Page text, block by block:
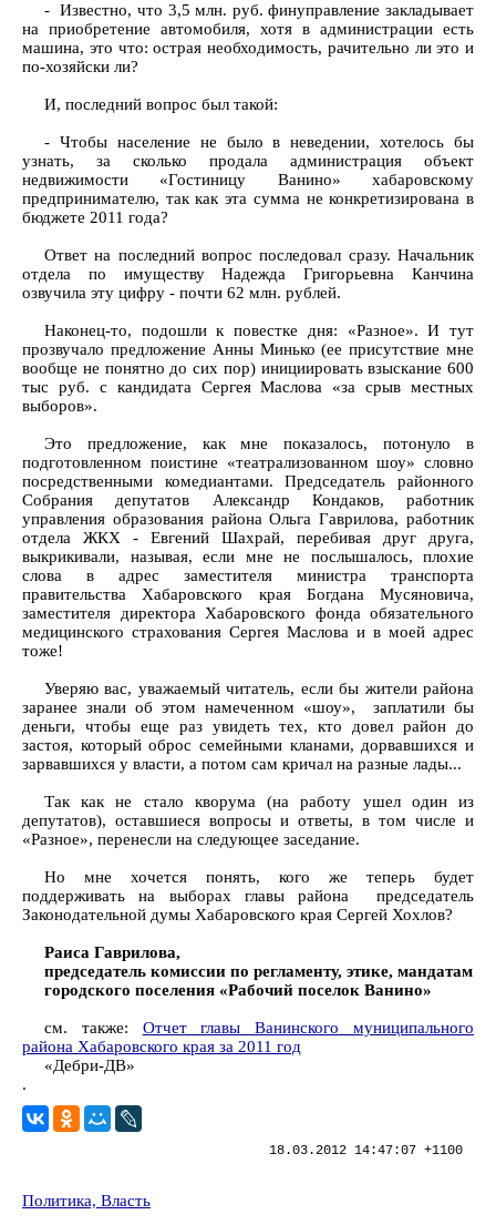
- Известно, что 3,5 млн. руб. финуправление закладывает
на приобретение автомобиля, хотя в администрации есть
машина, это что: острая необходимость, рачительно ли это и
по-хозяйски ли?
И, последний вопрос был такой:
- Чтобы население не было в неведении, хотелось бы
узнать, за сколько продала администрация объект
недвижимости «Гостиницу Ванино» хабаровскому
предпринимателю, так как эта сумма не конкретизирована в
бюджете 2011 года?
Ответ на последний вопрос последовал сразу. Начальник
отдела по имуществу Надежда Григорьевна Канчина
озвучила эту цифру - почти 62 млн. рублей.
Наконец-то, подошли к повестке дня: «Разное». И тут
прозвучало предложение Анны Минько (ее присутствие мне
вообще не понятно до сих пор) инициировать взыскание 600
тыс руб. с кандидата Сергея Маслова «за срыв местных
выборов».
Это предложение, как мне показалось, потонуло в
подготовленном поистине «театрализованном шоу» словно
посредственными комедиантами. Председатель районного
Собрания депутатов Александр Кондаков, работник
управления образования района Ольга Гаврилова, работник
отдела ЖКХ - Евгений Шахрай, перебивая друг друга,
выкрикивали, называя, если мне не послышалось, плохие
слова в адрес заместителя министра транспорта
правительства Хабаровского края Богдана Мусяновича,
заместителя директора Хабаровского фонда обязательного
медицинского страхования Сергея Маслова и в моей адрес
тоже!
Уверяю вас, уважаемый читатель, если бы жители района
заранее знали об этом намеченном «шоу», заплатили бы
деньги, чтобы еще раз увидеть тех, кто довел район до
застоя, который оброс семейными кланами, дорвавшихся и
зарвавшихся у власти, а потом сам кричал на разные лады...
Так как не стало кворума (на работу ушел один из
депутатов), оставшиеся вопросы и ответы, в том числе и
«Разное», перенесли на следующее заседание.
Но мне хочется понять, кого же теперь будет
поддерживать на выборах главы района председатель
Законодательной думы Хабаровского края Сергей Хохлов?
Раиса Гаврилова,
председатель комиссии по регламенту, этике, мандатам
городского поселения «Рабочий поселок Ванино»
см. также: Отчет главы Ванинского муниципального
района Хабаровского края за 2011 год
«Дебри-ДВ»
.
18.03.2012 14:47:07 +1100
Политика, Власть